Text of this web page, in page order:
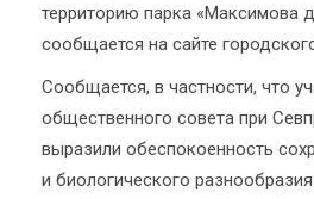
территорию парка «Максимова
сообщается на сайте
Сообщается, в частности, что
общественного совета при
выразили обеспокоенность
и биологического